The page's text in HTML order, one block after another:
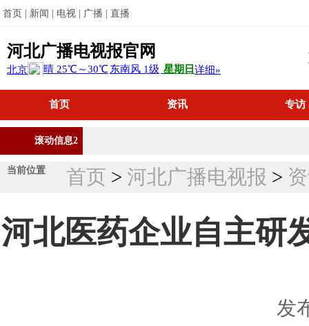
首页 | 新闻 | 电视 | 广播 | 直播
河北广播电视报官网
首页 资讯 专访
滚动信息2
当前位置 首页 > 河北广播电视报 >
河北医药企业自主研
发